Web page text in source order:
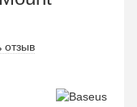
отзыв